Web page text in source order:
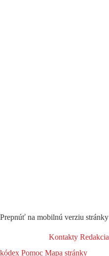
Prepnúť na mobilnú verziu stránky
Kontakty Redakcia
kódex Pomoc Mapa stránky